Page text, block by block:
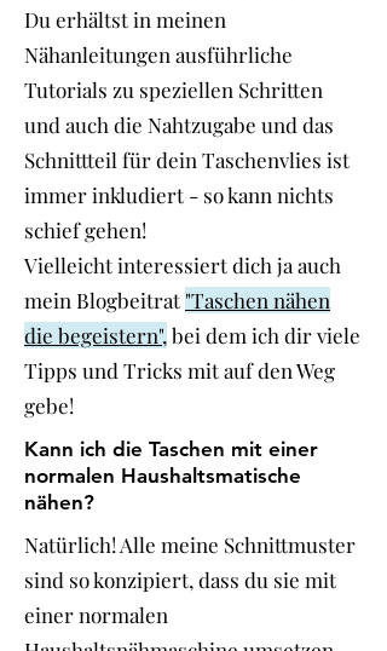
Du erhältst in meinen
Nähanleitungen ausführliche
Tutorials zu speziellen Schritten
und auch die Nahtzugabe und das
Schnittteil für dein Taschenvlies ist
immer inkludiert - so kann nichts
schief gehen!
Vielleicht interessiert dich ja auch
mein Blogbeitrat "Taschen nähen
die begeistern", bei dem ich dir viele
Tipps und Tricks mit auf den Weg
gebe!
Kann ich die Taschen mit einer
normalen Haushaltsmatische
nähen?
Natürlich! Alle meine Schnittmuster
sind so konzipiert, dass du sie mit
einer normalen